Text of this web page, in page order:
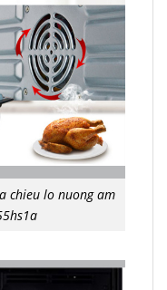
chieu lo nuong am